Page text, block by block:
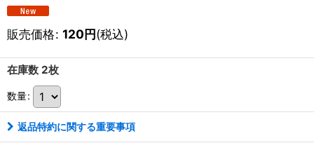
販売価格: 120円(税込)
在庫数 2枚
数量:
返品特約に関する重要事項